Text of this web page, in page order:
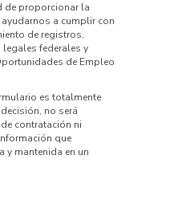
de proporcionar la
a cumplir con
de registros,
federales y
de Empleo
es totalmente
no será
contratación ni
que
y mantenida en un